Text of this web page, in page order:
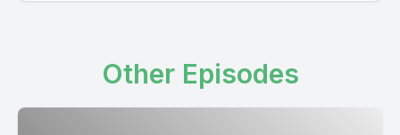
Other Episodes